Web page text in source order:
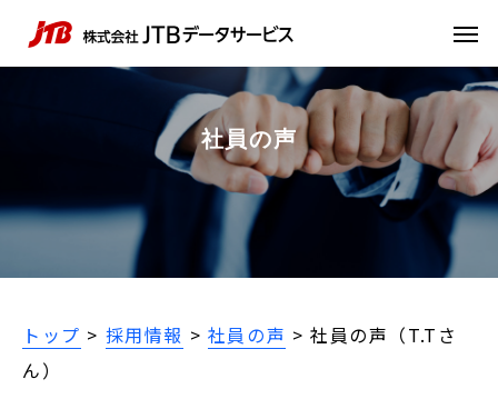
社員の声
トップ > 採用情報 > 社員の声 >社員の声（T.Tさ
ん）